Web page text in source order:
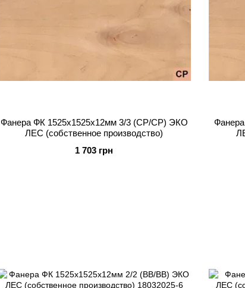
Фанера ФК 1525x1525x12мм 3/3 (CP/CP) ЭКО
ЛЕС (собственное производство)
1 703 грн